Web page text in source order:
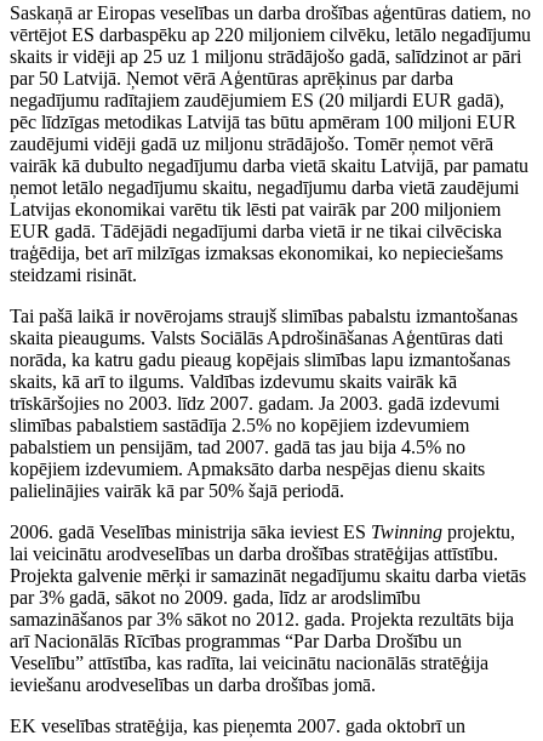
Saskaņā ar Eiropas veselības un darba drošības aģentūras datiem, no
vērtējot ES darbaspēku ap 220 miljoniem cilvēku, letālo negadījumu
skaits ir vidēji ap 25 uz 1 miljonu strādājošo gadā, salīdzinot ar pāri
par 50 Latvijā. Ņemot vērā Aģentūras aprēķinus par darba
negadījumu radītajiem zaudējumiem ES (20 miljardi EUR gadā),
pēc līdzīgas metodikas Latvijā tas būtu apmēram 100 miljoni EUR
zaudējumi vidēji gadā uz miljonu strādājošo. Tomēr ņemot vērā
vairāk kā dubulto negadījumu darba vietā skaitu Latvijā, par pamatu
ņemot letālo negadījumu skaitu, negadījumu darba vietā zaudējumi
Latvijas ekonomikai varētu tik lēsti pat vairāk par 200 miljoniem
EUR gadā. Tādējādi negadījumi darba vietā ir ne tikai cilvēciska
traģēdija, bet arī milzīgas izmaksas ekonomikai, ko nepieciešams
steidzami risināt.
Tai pašā laikā ir novērojams straujš slimības pabalstu izmantošanas
skaita pieaugums. Valsts Sociālās Apdrošināšanas Aģentūras dati
norāda, ka katru gadu pieaug kopējais slimības lapu izmantošanas
skaits, kā arī to ilgums. Valdības izdevumu skaits vairāk kā
trīskāršojies no 2003. līdz 2007. gadam. Ja 2003. gadā izdevumi
slimības pabalstiem sastādīja 2.5% no kopējiem izdevumiem
pabalstiem un pensijām, tad 2007. gadā tas jau bija 4.5% no
kopējiem izdevumiem. Apmaksāto darba nespējas dienu skaits
palielinājies vairāk kā par 50% šajā periodā.
2006. gadā Veselības ministrija sāka ieviest ES Twinning projektu,
lai veicinātu arodveselības un darba drošības stratēģijas attīstību.
Projekta galvenie mērķi ir samazināt negadījumu skaitu darba vietās
par 3% gadā, sākot no 2009. gada, līdz ar arodslimību
samazināšanos par 3% sākot no 2012. gada. Projekta rezultāts bija
arī Nacionālās Rīcības programmas “Par Darba Drošību un
Veselību” attīstība, kas radīta, lai veicinātu nacionālās stratēģija
ieviešanu arodveselības un darba drošības jomā.
EK veselības stratēģija, kas pieņemta 2007. gada oktobrī un